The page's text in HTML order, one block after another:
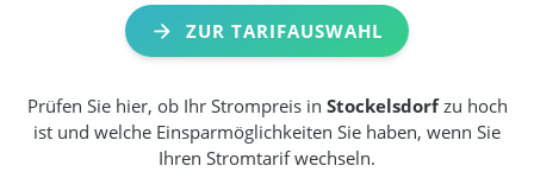
ZUR TARIFAUSWAHL
Prüfen Sie hier, ob Ihr Strompreis in Stockelsdorfzu hoch
ist und welche Einsparmöglichkeiten Sie haben, wenn Sie
Ihren Stromtarif wechseln.